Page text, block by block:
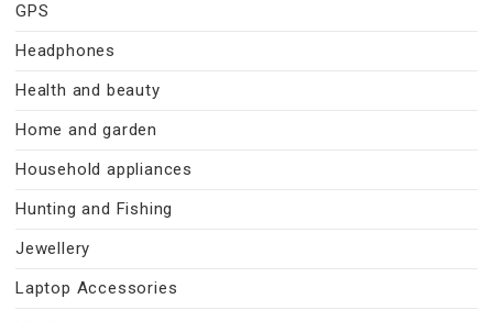
GPS
Headphones
Health and beauty
Home and garden
Household appliances
Hunting and Fishing
Jewellery
Laptop Accessories